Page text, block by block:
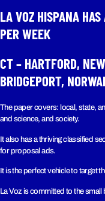
LA VOZ HISPANA
PER WEEK​
CT – HARTFORD,
BRIDGEPORT,
The paper covers: local, state,
and science, and society.
It also has a thriving classified
for proposal ads.
It is the perfect vehicle to target
La Voz is committed to the